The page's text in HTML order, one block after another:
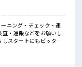
ニング・チェック・運
・運搬などをお願いし